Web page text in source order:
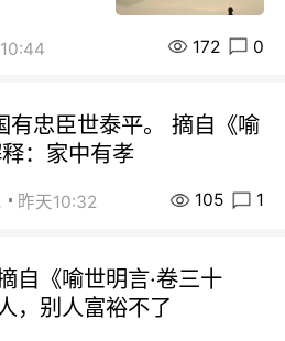
172 0
有忠臣世泰平。 摘自《喻
：家中有孝
昨天10:32 105 1
自《喻世明言·卷三十
，别人富裕不了